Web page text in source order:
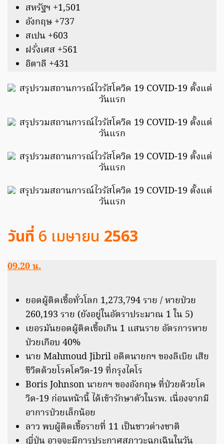
สหรัฐฯ +1,501
อังกฤษ +737
สเปน +603
ฝรั่งเศส +561
อิตาลี +431
วันที่ 6 เมษายน 2563
09.20 น.
ยอดผู้ติดเชื้อทั่วโลก 1,273,794 ราย / หายป่วย
260,193 ราย (ยังอยู่ในอัตราประมาณ 1 ใน 5)
เยอรมันยอดผู้ติดเชื้อเกิน 1 แสนราย อัตรการหาย
ป่วยเกือบ 40%
นาย Mahmoud Jibril อดีตนายกฯ ของลิเบีย เสีย
ชีวิตด้วยโรคโควิด-19 ที่กรุงไคโร
Boris Johnson นายกฯ ของอังกฤษ ที่ป่วยด้วยโค
วิด-19 ก่อนหน้านี้ ได้เข้ารักษาตัวในรพ. เนื่องจากมี
อาการป่วยเล็กน้อย
ลาว พบผู้ติดเชื้อรายที่ 11 เป็นชาวต่างชาติ